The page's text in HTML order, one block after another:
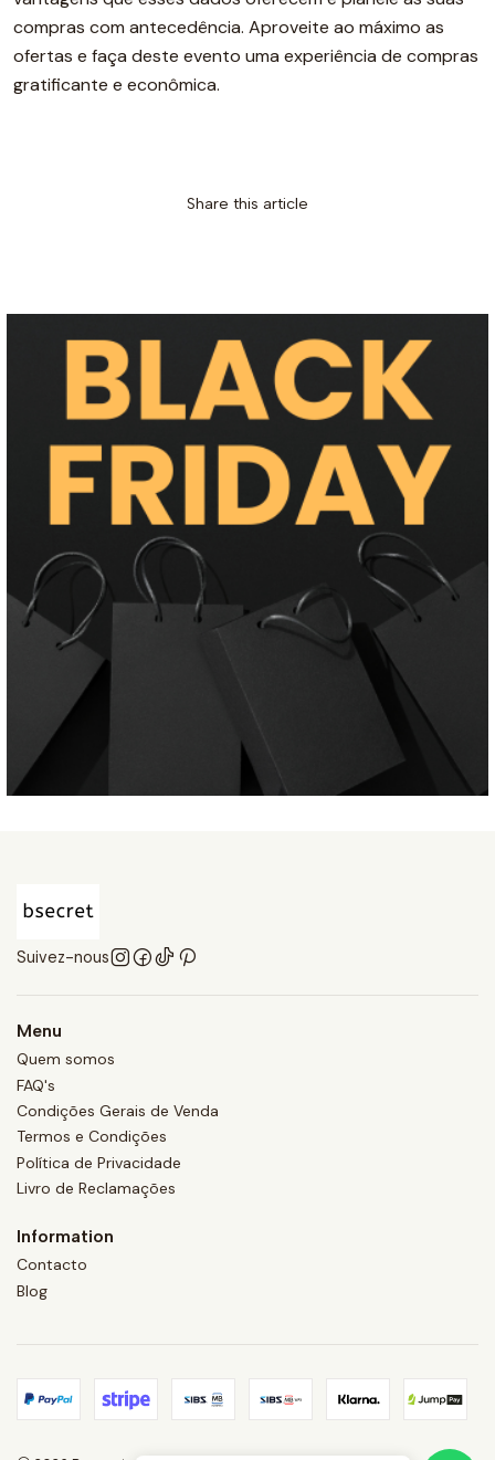
compras com antecedência. Aproveite ao máximo as
ofertas e faça deste evento uma experiência de compras
gratificante e econômica.
Share this article
Suivez-nous
Menu
Quem somos
FAQ's
Condições Gerais de Venda
Termos e Condições
Política de Privacidade
Livro de Reclamações
Information
Contacto
Blog